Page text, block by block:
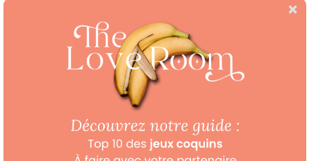
laissez-vous porter par la magie du site
au coucher du soleil. À deux pas du Golfe
du Morbihan, ce château médiéval ajoute
une touche d’épopée à vos vacances
insolites. Et entre cabane spa, tiny house
ou lodge en bois, la journée se termine